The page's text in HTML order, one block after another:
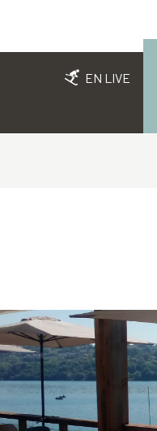
EN LIVE